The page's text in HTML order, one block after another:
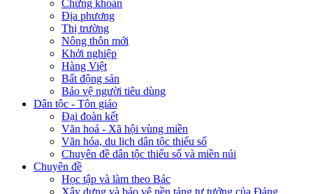
Chứng khoán
Địa phương
Thị trường
Nông thôn mới
Khởi nghiệp
Hàng Việt
Bất động sản
Bảo vệ người tiêu dùng
Dân tộc - Tôn giáo
Đại đoàn kết
Văn hoá - Xã hội vùng miền
Văn hóa, du lịch dân tộc thiểu số
Chuyên đề dân tộc thiểu số và miền núi
Chuyên đề
Học tập và làm theo Bác
Xây dựng và bảo vệ nền tảng tư tưởng của Đảng